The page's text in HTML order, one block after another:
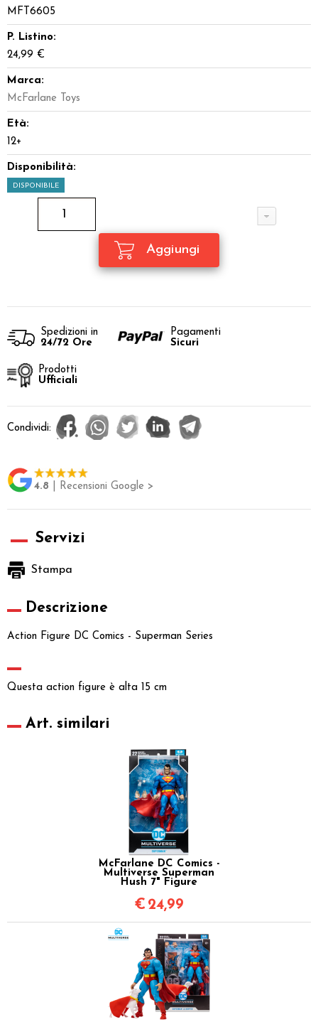
MFT6605
P. Listino:
24,99 €
Marca:
McFarlane Toys
Età:
12+
Disponibilità:
DISPONIBILE
Spedizioni in
24/72 Ore
Pagamenti
Sicuri
Prodotti
Ufficiali
Condividi:
4.8 | Recensioni Google >
Servizi
Stampa
Descrizione
Action Figure DC Comics - Superman Series
Questa action figure è alta 15 cm
Art. similari
McFarlane DC Comics -
Multiverse Superman
Hush 7" Figure
€ 24,99